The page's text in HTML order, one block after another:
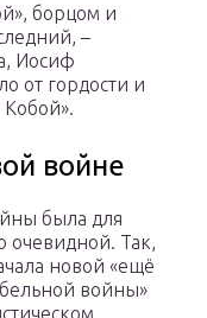
борцом и
–
Иосиф
от гордости и
войне
была для
очевидной. Так,
новой «ещё
войны»